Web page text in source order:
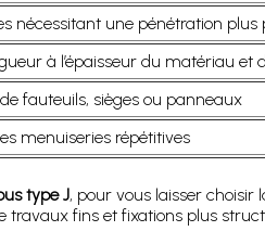
nécessitant une pénétration plus
à l’épaisseur du matériau et
fauteuils, sièges ou panneaux
menuiseries répétitives
type J, pour vous laisser choisir
fins et fixations plus